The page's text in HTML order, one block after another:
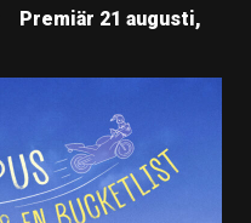
Premiär 21 augusti,